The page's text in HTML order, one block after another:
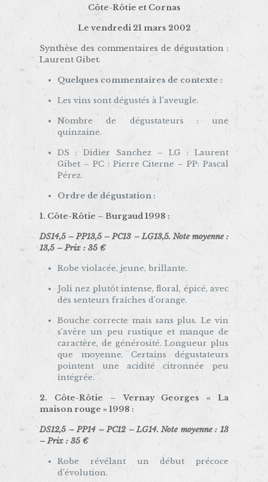
Côte-Rôtie et Cornas
Le vendredi 21 mars 2002
Synthèse des commentaires de dégustation :
Laurent Gibet.
Quelques commentaires de contexte :
Les vins sont dégustés à l’aveugle.
Nombre de dégustateurs : une
quinzaine.
DS : Didier Sanchez – LG : Laurent
Gibet – PC : Pierre Citerne – PP: Pascal
Pérez.
Ordre de dégustation :
1. Côte-Rôtie –Burgaud 1998 :
DS14,5 – PP13,5 – PC13 – LG13,5. Note moyenne :
13,5 – Prix : 35 €
Robe violacée, jeune, brillante.
Joli nez plutôt intense, floral, épicé, avec
des senteurs fraîches d’orange.
Bouche correcte mais sans plus. Le vin
s’avère un peu rustique et manque de
caractère, de générosité. Longueur plus
que moyenne. Certains dégustateurs
pointent une acidité citronnée peu
intégrée.
2. Côte-Rôtie –Vernay Georges « La
maison rouge » 1998 :
DS12,5 – PP14 – PC12 – LG14. Note moyenne : 13
– Prix : 35 €
Robe révélant un début précoce
d’évolution.